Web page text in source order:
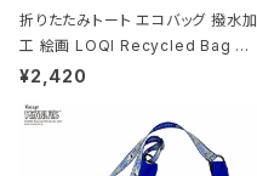
折りたたみトート エコバッグ 撥水加
工 絵画 LOQI Recycled Bag ロ
ーキー 大きめ トートバッグ MOOMI
¥2,420